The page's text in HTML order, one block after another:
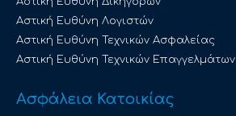
Αστική Ευθύνη Λογιστών
Αστική Ευθύνη Τεχνικών Ασφαλείας
Αστική Ευθύνη Τεχνικών Επαγγελμάτων
Ασφάλεια Κατοικίας